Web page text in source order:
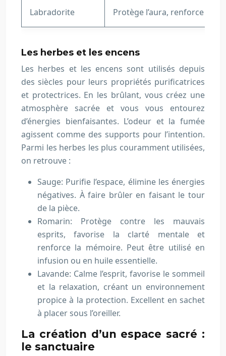
Labradorite Protège l’aura, renforce
Les herbes et les encens
Les herbes et les encens sont utilisés depuis
des siècles pour leurs propriétés purificatrices
et protectrices. En les brûlant, vous créez une
atmosphère sacrée et vous vous entourez
d’énergies bienfaisantes. L’odeur et la fumée
agissent comme des supports pour l’intention.
Parmi les herbes les plus couramment utilisées,
on retrouve :
Sauge: Purifie l’espace, élimine les énergies
négatives. À faire brûler en faisant le tour
de la pièce.
Romarin: Protège contre les mauvais
esprits, favorise la clarté mentale et
renforce la mémoire. Peut être utilisé en
infusion ou en huile essentielle.
Lavande: Calme l’esprit, favorise le sommeil
et la relaxation, créant un environnement
propice à la protection. Excellent en sachet
à placer sous l’oreiller.
La création d’un espace sacré :
le sanctuaire